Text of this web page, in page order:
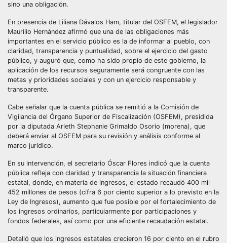
sino una obligación.
​En presencia de Liliana Dávalos Ham, titular del OSFEM, el legislador
Maurilio Hernández afirmó que una de las obligaciones más
importantes en el servicio público es la de informar al pueblo, con
claridad, transparencia y puntualidad, sobre el ejercicio del gasto
público, y auguró que, como ha sido propio de este gobierno, la
aplicación de los recursos seguramente será congruente con las
metas y prioridades sociales y con un ejercicio responsable y
transparente.
​Cabe señalar que la cuenta pública se remitió a la Comisión de
Vigilancia del Órgano Superior de Fiscalización (OSFEM), presidida
por la diputada Arleth Stephanie Grimaldo Osorio (morena), que
deberá enviar al OSFEM para su revisión y análisis conforme al
marco jurídico.
​En su intervención, el secretario Óscar Flores indicó que la cuenta
pública refleja con claridad y transparencia la situación financiera
estatal, donde, en materia de ingresos, el estado recaudó 400 mil
452 millones de pesos (cifra 6 por ciento superior a lo previsto en la
Ley de Ingresos), aumento que fue posible por el fortalecimiento de
los ingresos ordinarios, particularmente por participaciones y
fondos federales, así como por una eficiente recaudación estatal.
​Detalló que los ingresos estatales crecieron 16 por ciento en el rubro